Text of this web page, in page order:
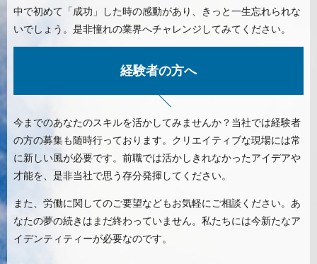
中で初めて「成功」した時の感動があり、きっと一生忘れられな
いでしょう。是非憧れの業界へチャレンジしてみてください。
経験者の方へ
今までのあなたのスキルを活かしてみませんか？当社では経験者
の方の募集も随時行っております。クリエイティブな現場には常
に新しい風が必要です。前職では活かしきれなかったアイデアや
才能を、是非当社で思う存分発揮してください。
また、労働に関してのご要望などもお気軽にご相談ください。あ
なたの夢の続きはまだ終わっていません。私たちには今新たなア
イデンティティーが必要なのです。